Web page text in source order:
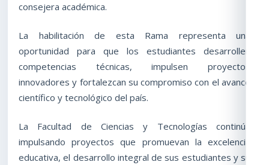
consejera académica.
La habilitación de esta Rama representa una
oportunidad para que los estudiantes desarrollen
competencias técnicas, impulsen proyectos
innovadores y fortalezcan su compromiso con el avance
científico y tecnológico del país.
La Facultad de Ciencias y Tecnologías continúa
impulsando proyectos que promuevan la excelencia
educativa, el desarrollo integral de sus estudiantes y su